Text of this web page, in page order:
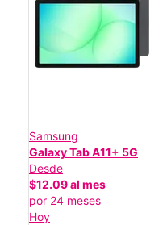
Samsung
Galaxy Tab A11+ 5G
Desde
$12.09 al mes
por 24 meses
Hoy